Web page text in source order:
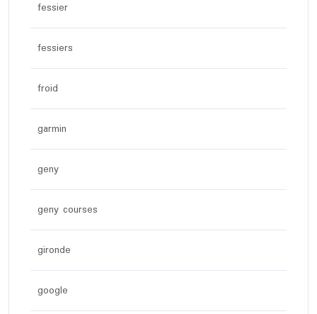
fessier
fessiers
froid
garmin
geny
geny courses
gironde
google